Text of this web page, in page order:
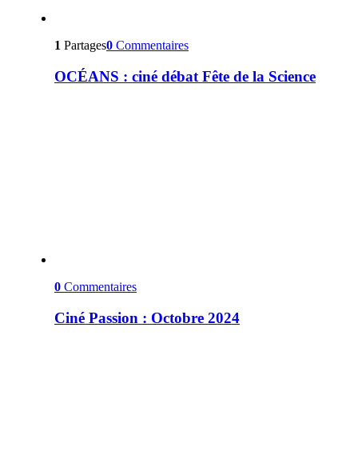
1 Partages0 Commentaires
OCÉANS : ciné débat Fête de la Science
0 Commentaires
Ciné Passion : Octobre 2024